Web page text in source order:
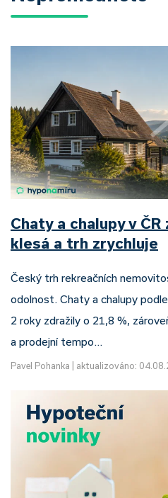
Chaty a chalupy v
klesá a trh zrychluje
Český trh rekreačních
odolnost. Chaty a chalupy
2 roky zdražily o 21,8 %,
a prodejní tempo…
Pavel Pohanka aktualizováno: